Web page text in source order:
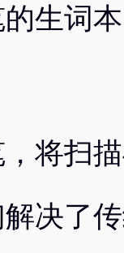
生词
将扫
决了